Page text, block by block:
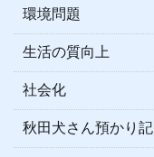
環境問題
生活の質向上
社会化
秋田犬さん預かり記